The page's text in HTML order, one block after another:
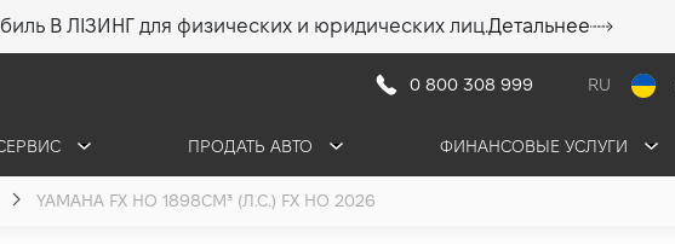
В ЛІЗИНГ для физических и юридических лиц.Детальнее
0 800 308 999 RU
ПРОДАТЬ АВТО ФИНАНСОВЫЕ УСЛУГИ
YAMAHA FX HO 1898СМ³ (Л.С.) FX HO 2026